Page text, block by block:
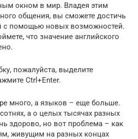
окном в мир. Владея этим
общения, вы сможете достичь
с помощью новых возможностей.
что значение английского
пожалуйста, выделите
Ctrl+Enter.
много, а языков – еще больше.
а о целых тысячах разных
здорово, но вот проблема – как
живущим на разных концах